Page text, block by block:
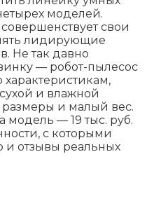
моделей.
свои
лидирующие
Не так давно
— робот-пылесос
характеристикам,
и влажной
и малый вес.
— 19 тыс. руб.
с которыми
и отзывы реальных